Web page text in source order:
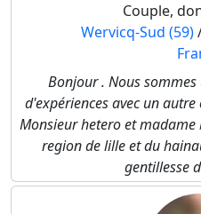
Couple,
Wervicq-Sud (59)
Bonjour . Nous
d'expériences avec un
Monsieur hetero et madame
region de lille et du
gentillesse